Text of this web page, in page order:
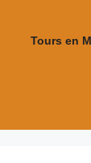
Tours en